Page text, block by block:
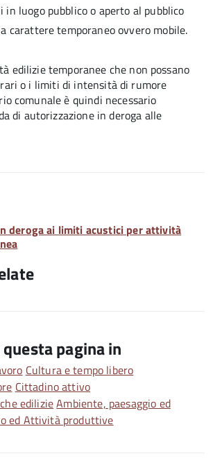
in luogo pubblico o aperto al pubblico
carattere temporaneo ovvero mobile.
edilizie temporanee che non possano
o i limiti di intensità di rumore
comunale è quindi necessario
di autorizzazione in deroga alle
deroga ai limiti acustici per attività
pagina in
Cultura e tempo libero
Cittadino attivo
edilizieAmbiente, paesaggio ed
ed Attività produttive